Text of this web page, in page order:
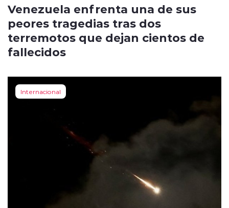
Venezuela enfrenta una de sus
peores tragedias tras dos
terremotos que dejan cientos de
fallecidos
Internacional